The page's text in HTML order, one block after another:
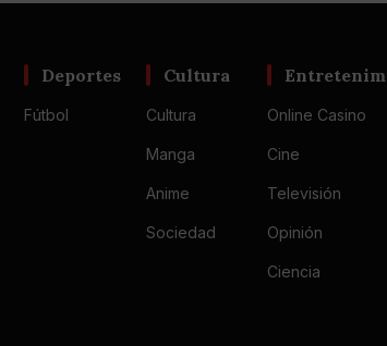
Deportes
Fútbol
Cultura
Cultura
Manga
Anime
Sociedad
Online Casino
Cine
Televisión
Opinión
Ciencia